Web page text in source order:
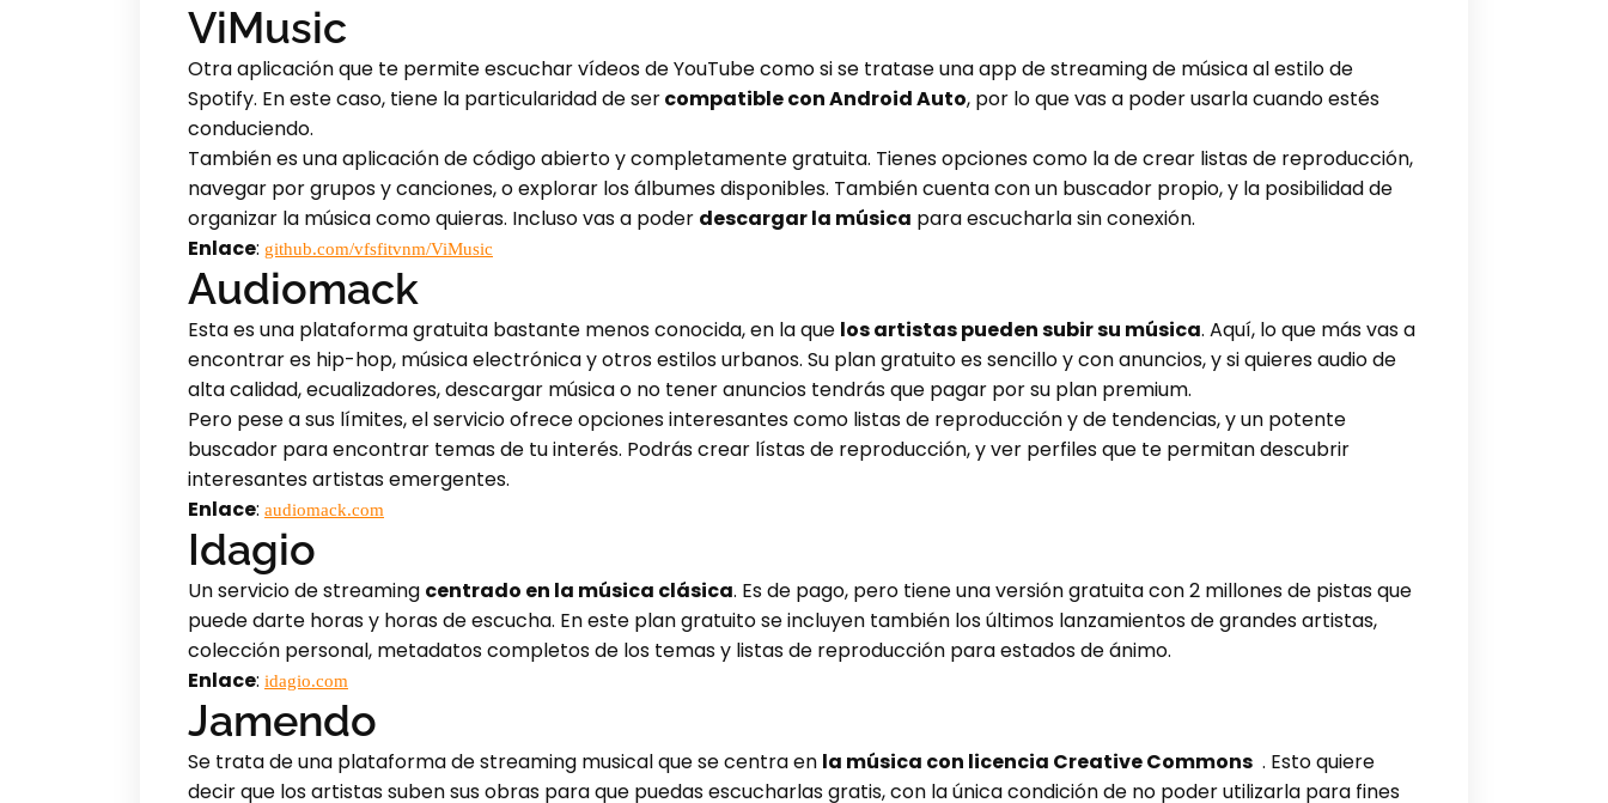
ViMusic
Otra aplicación que te permite escuchar vídeos de YouTube como si se tratase una app de streaming de música al estilo de
Spotify. En este caso, tiene la particularidad de sercompatible con Android Auto, por lo que vas a poder usarla cuando estés
conduciendo.
También es una aplicación de código abierto y completamente gratuita. Tienes opciones como la de crear listas de reproducción,
navegar por grupos y canciones, o explorar los álbumes disponibles. También cuenta con un buscador propio, y la posibilidad de
organizar la música como quieras. Incluso vas a poder descargar la música para escucharla sin conexión.
Enlace: github.com/vfsfitvnm/ViMusic
Audiomack
Esta es una plataforma gratuita bastante menos conocida, en la que los artistas pueden subir su música. Aquí, lo que más vas a
encontrar es hip-hop, música electrónica y otros estilos urbanos. Su plan gratuito es sencillo y con anuncios, y si quieres audio de
alta calidad, ecualizadores, descargar música o no tener anuncios tendrás que pagar por su plan premium.
Pero pese a sus límites, el servicio ofrece opciones interesantes como listas de reproducción y de tendencias, y un potente
buscador para encontrar temas de tu interés. Podrás crear lístas de reproducción, y ver perfiles que te permitan descubrir
interesantes artistas emergentes.
Enlace: audiomack.com
Idagio
Un servicio de streaming centrado en la música clásica. Es de pago, pero tiene una versión gratuita con 2 millones de pistas que
puede darte horas y horas de escucha. En este plan gratuito se incluyen también los últimos lanzamientos de grandes artistas,
colección personal, metadatos completos de los temas y listas de reproducción para estados de ánimo.
Enlace: idagio.com
Jamendo
Se trata de una plataforma de streaming musical que se centra en la música con licencia Creative Commons . Esto quiere
decir que los artistas suben sus obras para que puedas escucharlas gratis, con la única condición de no poder utilizarla para fines